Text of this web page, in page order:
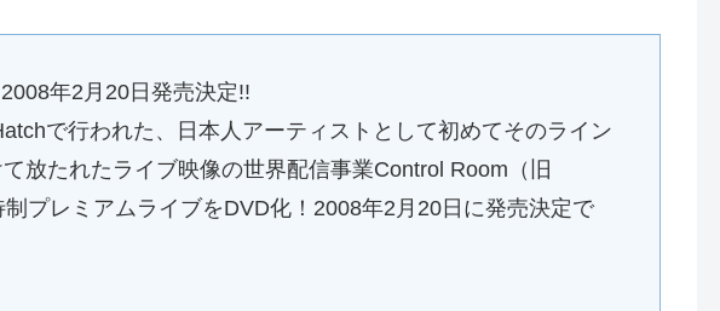
年2月20日発売決定!!
で行われた、日本人アーティストとして初めてそのライン
放たれたライブ映像の世界配信事業Control Room（旧
プレミアムライブをDVD化！2008年2月20日に発売決定で